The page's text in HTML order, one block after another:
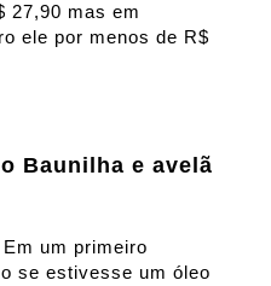
27,90 mas em
ele por menos de R$
Baunilha e avelã
um primeiro
se estivesse um óleo